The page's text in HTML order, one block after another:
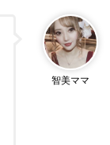
智美ママ